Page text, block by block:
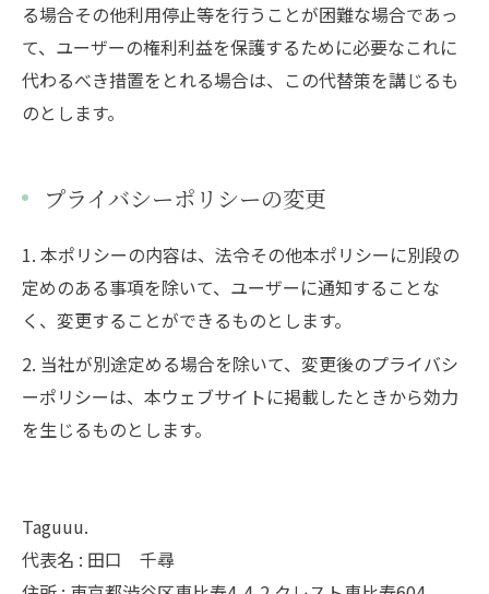
る場合その他利用停止等を行うことが困難な場合であっ
て、ユーザーの権利利益を保護するために必要なこれに
代わるべき措置をとれる場合は、この代替策を講じるも
のとします。
プライバシーポリシーの変更
1. 本ポリシーの内容は、法令その他本ポリシーに別段の
定めのある事項を除いて、ユーザーに通知することな
く、変更することができるものとします。
2. 当社が別途定める場合を除いて、変更後のプライバシ
ーポリシーは、本ウェブサイトに掲載したときから効力
を生じるものとします。
Taguuu.
代表名 : 田口 千尋